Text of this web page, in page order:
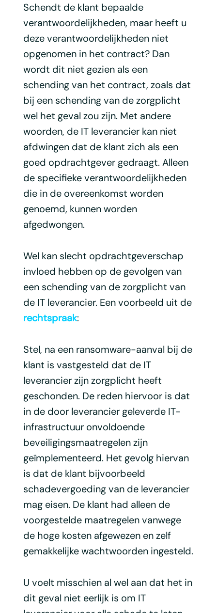
Schendt de klant bepaalde
verantwoordelijkheden, maar heeft u
deze verantwoordelijkheden niet
opgenomen in het contract? Dan
wordt dit niet gezien als een
schending van het contract, zoals dat
bij een schending van de zorgplicht
wel het geval zou zijn. Met andere
woorden, de IT leverancier kan niet
afdwingen dat de klant zich als een
goed opdrachtgever gedraagt. Alleen
de specifieke verantwoordelijkheden
die in de overeenkomst worden
genoemd, kunnen worden
afgedwongen.
Wel kan slecht opdrachtgeverschap
invloed hebben op de gevolgen van
een schending van de zorgplicht van
de IT leverancier. Een voorbeeld uit de
rechtspraak:
Stel, na een ransomware-aanval bij de
klant is vastgesteld dat de IT
leverancier zijn zorgplicht heeft
geschonden. De reden hiervoor is dat
in de door leverancier geleverde IT-
infrastructuur onvoldoende
beveiligingsmaatregelen zijn
geïmplementeerd. Het gevolg hiervan
is dat de klant bijvoorbeeld
schadevergoeding van de leverancier
mag eisen. De klant had alleen de
voorgestelde maatregelen vanwege
de hoge kosten afgewezen en zelf
gemakkelijke wachtwoorden ingesteld.
U voelt misschien al wel aan dat het in
dit geval niet eerlijk is om IT